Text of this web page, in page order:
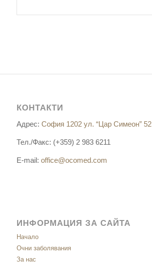
КОНТАКТИ
Адрес: София 1202 ул. “Цар Симеон” 52
Тел./Факс: (+359) 2 983 6211
E-mail: office@ocomed.com
ИНФОРМАЦИЯ ЗА САЙТА
Начало
Очни заболявания
За нас